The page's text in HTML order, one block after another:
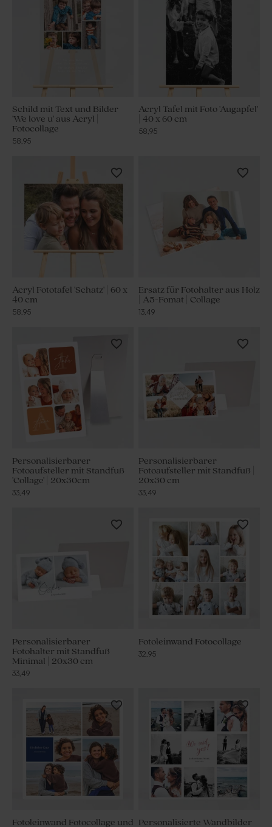
Schild mit Text und Bilder
'We love u' aus Acryl |
Fotocollage
58,95
Acryl Tafel mit Foto 'Augapfel'
| 40 x 60 cm
58,95
Acryl Fototafel 'Schatz' | 60 x
40 cm
58,95
Ersatz für Fotohalter aus Holz
| A5-Fomat | Collage
13,49
Personalisierbarer
Fotoaufsteller mit Standfuß
'Collage' | 20x30cm
33,49
Personalisierbarer
Fotoaufsteller mit Standfuß |
20x30 cm
33,49
Personalisierbarer
Fotohalter mit Standfuß
Minimal | 20x30 cm
33,49
Fotoleinwand Fotocollage
32,95
Fotoleinwand Fotocollage und Personalisierte Wandbilder